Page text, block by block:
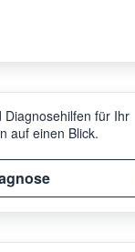
Diagnosehilfen für Ihr
auf einen Blick.